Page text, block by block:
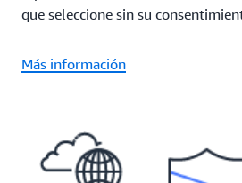
que seleccione sin su
Más información